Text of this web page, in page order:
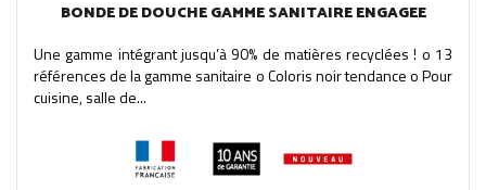
BONDE DE DOUCHE GAMME SANITAIRE ENGAGEE
Une gamme intégrant jusqu’à 90% de matières recyclées ! o 13
références de la gamme sanitaire o Coloris noir tendance o Pour
cuisine, salle de...